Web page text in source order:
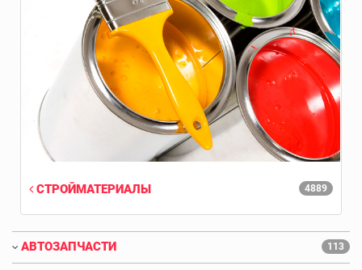
4889
СТРОЙМАТЕРИАЛЫ
АВТОЗАПЧАСТИ 113